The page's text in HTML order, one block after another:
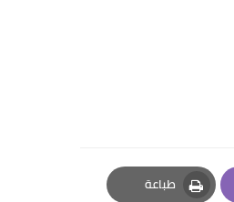
طباعة